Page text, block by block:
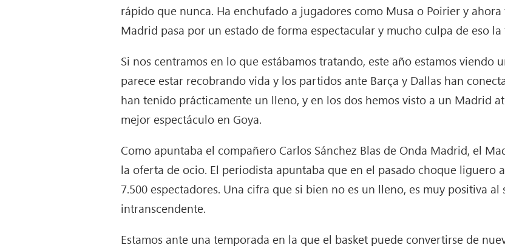
rápido que nunca. Ha enchufado a jugadores como Musa o Poirier y ahora
Madrid pasa por un estado de forma espectacular y mucho culpa de eso
Si nos centramos en lo que estábamos tratando, este año estamos viendo
parece estar recobrando vida y los partidos ante Barça y Dallas han
han tenido prácticamente un lleno, y en los dos hemos visto a un Madrid
mejor espectáculo en Goya.
Como apuntaba el compañero Carlos Sánchez Blas de Onda Madrid, el
la oferta de ocio. El periodista apuntaba que en el pasado choque liguero
7.500 espectadores. Una cifra que si bien no es un lleno, es muy positiva
intranscendente.
Estamos ante una temporada en la que el basket puede convertirse de